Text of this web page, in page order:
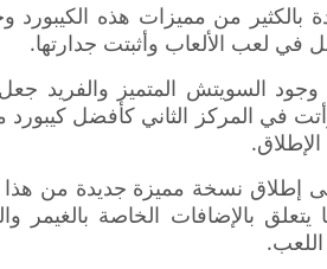
بالكثير من مميزات هذه
لعب الألعاب وأثبتت جدارتها.
وجود السويتش المتميز والفريد
في المركز الثاني كأفضل
إطلاق نسخة مميزة جديدة من هذا
يتعلق بالإضافات الخاصة